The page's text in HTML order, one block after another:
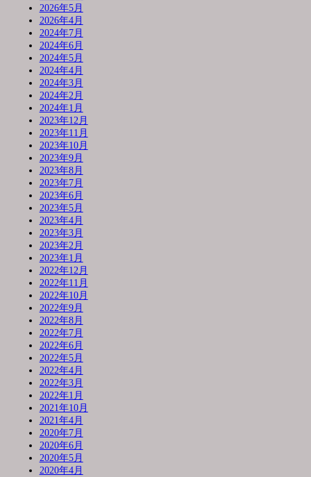
2026年5月
2026年4月
2024年7月
2024年6月
2024年5月
2024年4月
2024年3月
2024年2月
2024年1月
2023年12月
2023年11月
2023年10月
2023年9月
2023年8月
2023年7月
2023年6月
2023年5月
2023年4月
2023年3月
2023年2月
2023年1月
2022年12月
2022年11月
2022年10月
2022年9月
2022年8月
2022年7月
2022年6月
2022年5月
2022年4月
2022年3月
2022年1月
2021年10月
2021年4月
2020年7月
2020年6月
2020年5月
2020年4月